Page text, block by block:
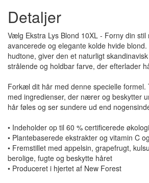
Detaljer
Vælg Ekstra Lys Blond 10XL - Forny din stil
avancerede og elegante kolde hvide
hudtone, giver den et naturligt
strålende og holdbar farve, der efterlader
Forkæl dit hår med denne specielle formel.
med ingredienser, der nærer og beskytter
hår føles og ser sundere ud end
• Indeholder op til 60 % certificerede
• Plantebaserede ekstrakter og vitamin C
• Fremstillet med appelsin, grapefrugt,
berolige, fugte og beskytte håret
• Produceret i hjertet af New Forest